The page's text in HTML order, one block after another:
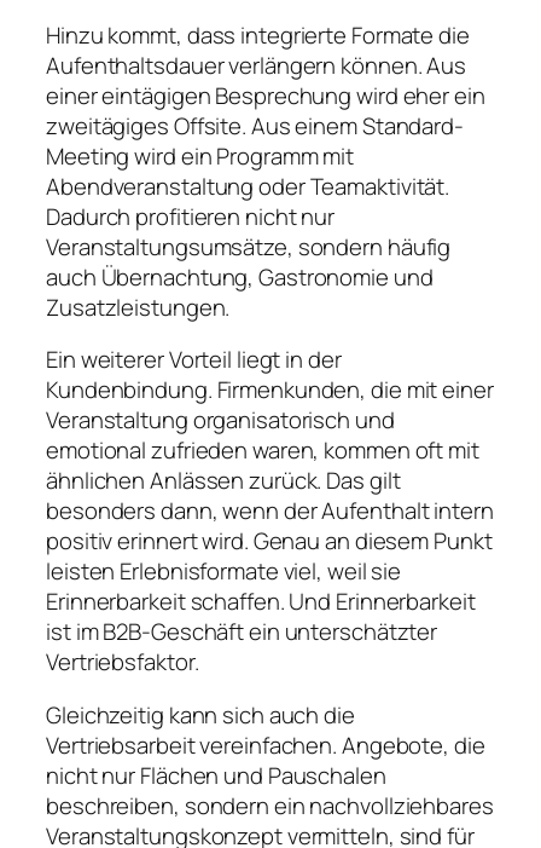
Hinzu kommt, dass integrierte Formate die
Aufenthaltsdauer verlängern können. Aus
einer eintägigen Besprechung wird eher ein
zweitägiges Offsite. Aus einem Standard-
Meeting wird ein Programm mit
Abendveranstaltung oder Teamaktivität.
Dadurch profitieren nicht nur
Veranstaltungsumsätze, sondern häufig
auch Übernachtung, Gastronomie und
Zusatzleistungen.
Ein weiterer Vorteil liegt in der
Kundenbindung. Firmenkunden, die mit einer
Veranstaltung organisatorisch und
emotional zufrieden waren, kommen oft mit
ähnlichen Anlässen zurück. Das gilt
besonders dann, wenn der Aufenthalt intern
positiv erinnert wird. Genau an diesem Punkt
leisten Erlebnisformate viel, weil sie
Erinnerbarkeit schaffen. Und Erinnerbarkeit
ist im B2B-Geschäft ein unterschätzter
Vertriebsfaktor.
Gleichzeitig kann sich auch die
Vertriebsarbeit vereinfachen. Angebote, die
nicht nur Flächen und Pauschalen
beschreiben, sondern ein nachvollziehbares
Veranstaltungskonzept vermitteln, sind für